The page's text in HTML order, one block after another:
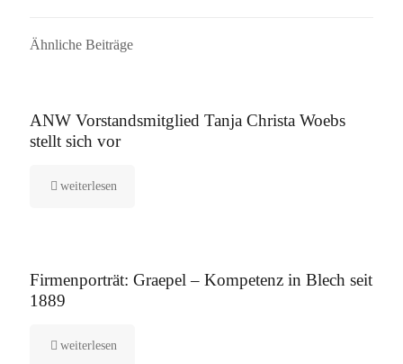
Ähnliche Beiträge
ANW Vorstandsmitglied Tanja Christa Woebs
stellt sich vor
weiterlesen
Firmenporträt: Graepel – Kompetenz in Blech seit
1889
weiterlesen